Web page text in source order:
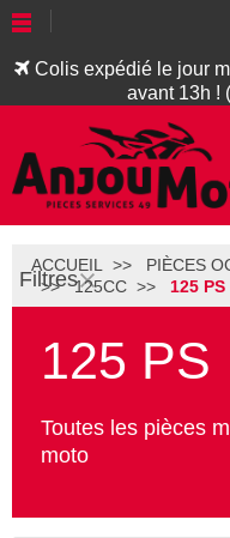
Colis expédié le jour
avant 13h !
Filtres
ACCUEIL PIÈCES
125CC
125 PS
125 PS
Toutes les pièces
moto